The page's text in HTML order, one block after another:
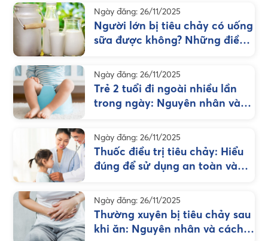
Ngày đăng: 26/11/2025
Người lớn bị tiêu chảy có uống
sữa được không? Những điều
Ngày đăng: 26/11/2025
Trẻ 2 tuổi đi ngoài nhiều lần
trong ngày: Nguyên nhân và
Ngày đăng: 26/11/2025
Thuốc điều trị tiêu chảy: Hiểu
đúng để sử dụng an toàn và
Ngày đăng: 26/11/2025
Thường xuyên bị tiêu chảy sau
khi ăn: Nguyên nhân và cách